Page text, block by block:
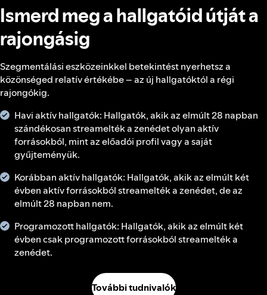
Ismerd meg a hallgatóid útját a
rajongásig
Szegmentálási eszközeinkkel betekintést nyerhetsz a
közönséged relatív értékébe – az új hallgatóktól a régi
rajongókig.
Havi aktív hallgatók: Hallgatók, akik az elmúlt 28 napban
szándékosan streamelték a zenédet olyan aktív
forrásokból, mint az előadói profil vagy a saját
gyűjteményük.
Korábban aktív hallgatók: Hallgatók, akik az elmúlt két
évben aktív forrásokból streamelték a zenédet, de az
elmúlt 28 napban nem.
Programozott hallgatók: Hallgatók, akik az elmúlt két
évben csak programozott forrásokból streamelték a
zenédet.
További tudnivalók